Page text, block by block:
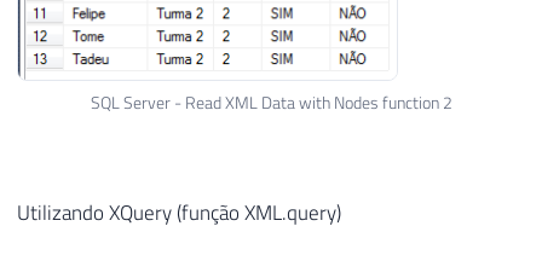
SQL Server - Read XML Data with Nodes function 2
Utilizando XQuery (função XML.query)